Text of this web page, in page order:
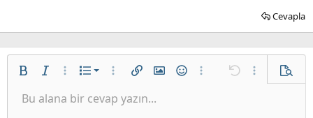
Cevapla
Kalın Yatık Daha fazla seçenek…
List
İstenilen liste
Sırasız liste
Daha fazla seçenek…
Link ekleResim ekle
İfadelerDaha fazla seçenek…
Geri alDaha fazla
Ön
Font boyutu
9
Metin rengi
Font ailesiArial
Üzeri çizik
Altını çizSatır içi kod
HizalamaSola hizala
Paragraph format
Normal
AlıntıMedyaTablo ekleInsert horizontal line
Spoyler
Kod Galeri embed
ileri alBB kodunu değiştir
Biçimlendirmeyi kaldır
TaslaklarTaslağı kaydet
Bu alana bir cevap yazın...